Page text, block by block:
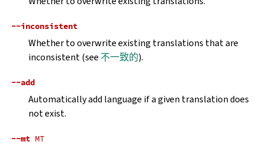
--inconsistent
Whether to overwrite existing translations that are
inconsistent (see 不一致的).
--add
Automatically add language if a given translation does
not exist.
--mt MT